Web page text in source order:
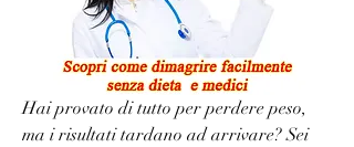
Hai provato di tutto per perdere peso,
ma i risultati tardano ad arrivare? Sei